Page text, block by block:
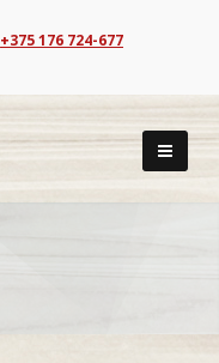
+375 176 724-677